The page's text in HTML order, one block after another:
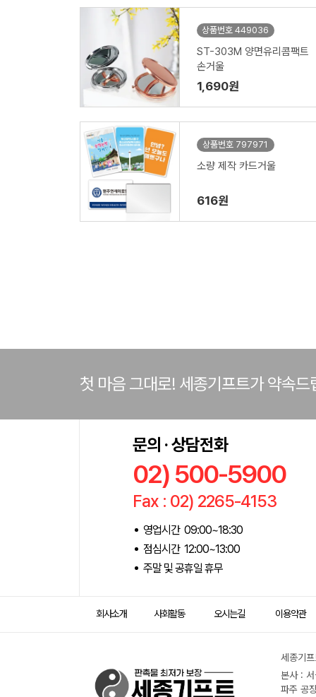
상품번호 449036
ST-303M 양면유리콤팩트
손거울
1,690원
상품번호 797971
소량 제작 카드거울
616원
첫 마음 그대로! 세종기프트가 약속드
문의 · 상담전화
02) 500-5900
Fax : 02) 2265-4153
영업시간 09:00~18:30
점심시간 12:00~13:00
주말 및 공휴일 휴무
회사소개 사회활동 오시는길 이용약관
세종기
본사 :
파주 공